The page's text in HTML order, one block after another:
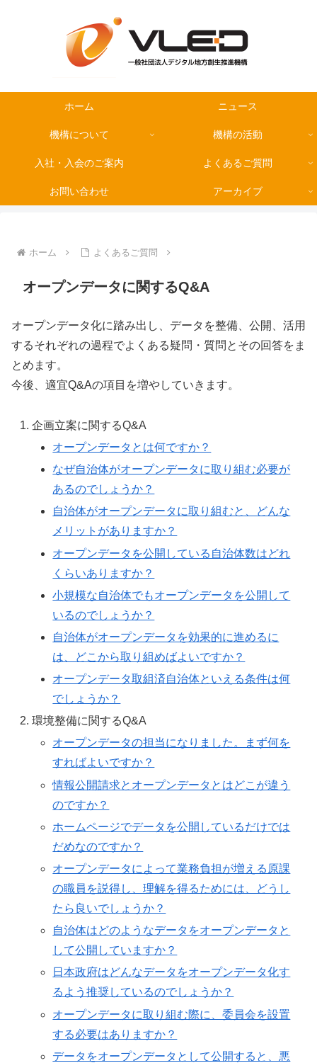
ホーム ニュース
機構について 機構の活動
入社・入会のご案内 よくあるご質問
お問い合わせ アーカイブ
ホーム よくあるご質問
オープンデータに関するQ&A
オープンデータ化に踏み出し、データを整備、公開、活用
するそれぞれの過程でよくある疑問・質問とその回答をま
とめます。
今後、適宜Q&Aの項目を増やしていきます。
企画立案に関するQ&A
オープンデータとは何ですか？
なぜ自治体がオープンデータに取り組む必要が
あるのでしょうか？
自治体がオープンデータに取り組むと、どんな
メリットがありますか？
オープンデータを公開している自治体数はどれ
くらいありますか？
小規模な自治体でもオープンデータを公開して
いるのでしょうか？
自治体がオープンデータを効果的に進めるに
は、どこから取り組めばよいですか？
オープンデータ取組済自治体といえる条件は何
でしょうか？
環境整備に関するQ&A
オープンデータの担当になりました。まず何を
すればよいですか？
情報公開請求とオープンデータとはどこが違う
のですか？
ホームページでデータを公開しているだけでは
だめなのですか？
オープンデータによって業務負担が増える原課
の職員を説得し、理解を得るためには、どうし
たら良いでしょうか？
自治体はどのようなデータをオープンデータと
して公開していますか？
日本政府はどんなデータをオープンデータ化す
るよう推奨しているのでしょうか？
オープンデータに取り組む際に、委員会を設置
する必要はありますか？
データをオープンデータとして公開すると、悪